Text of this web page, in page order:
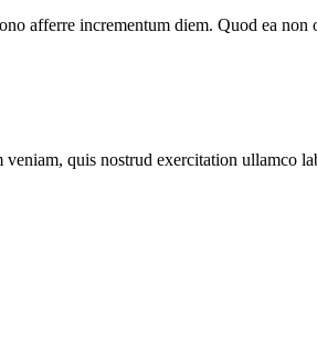
afferre incrementum diem. Quod ea non
quis nostrud exercitation ullamco